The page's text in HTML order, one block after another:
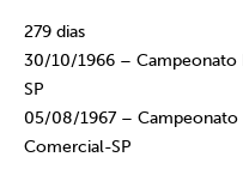
279 dias
30/10/1966 – Campeonato
SP
05/08/1967 – Campeonato
Comercial-SP